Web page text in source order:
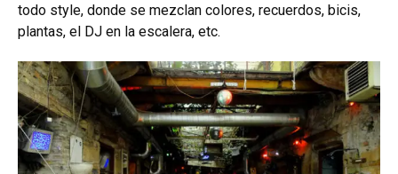
todo style, donde se mezclan colores, recuerdos, bicis,
plantas, el DJ en la escalera, etc.